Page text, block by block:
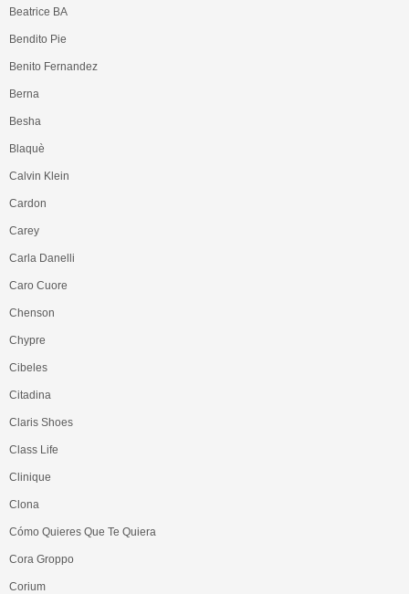
Beatrice BA
Bendito Pie
Benito Fernandez
Berna
Besha
Blaquè
Calvin Klein
Cardon
Carey
Carla Danelli
Caro Cuore
Chenson
Chypre
Cibeles
Citadina
Claris Shoes
Class Life
Clinique
Clona
Cómo Quieres Que Te Quiera
Cora Groppo
Corium